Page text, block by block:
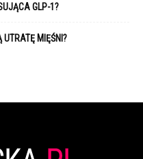
GLP-1?
MIĘŚNI?